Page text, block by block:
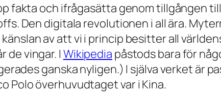
fakta och ifrågasätta genom tillgången
Den digitala revolutionen i all ära.
av att vi i princip besitter all
de vingar. I Wikipedia påstods bara för
ganska nyligen.) I själva verket är
Polo överhuvudtaget var i Kina.